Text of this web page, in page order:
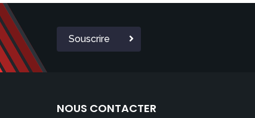
Souscrire
NOUS CONTACTER